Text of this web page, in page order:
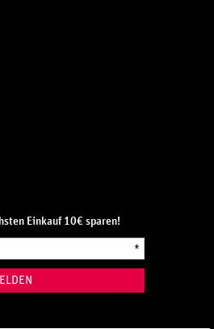
Einkauf 10€ sparen!
*